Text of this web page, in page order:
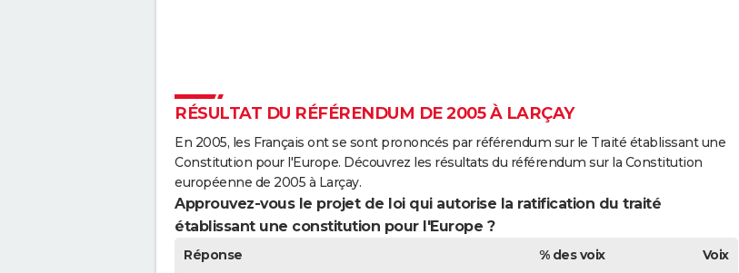
RÉSULTAT DU RÉFÉRENDUM DE 2005 À LARÇAY
En 2005, les Français ont se sont prononcés par référendum sur le Traité établissant une
Constitution pour l'Europe. Découvrez les résultats du référendum sur la Constitution
européenne de 2005 à Larçay.
Approuvez-vous le projet de loi qui autorise la ratification du traité
établissant une constitution pour l'Europe ?
Réponse % des voix
Voix